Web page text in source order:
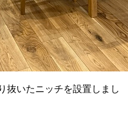
抜いたニッチを設置しまし